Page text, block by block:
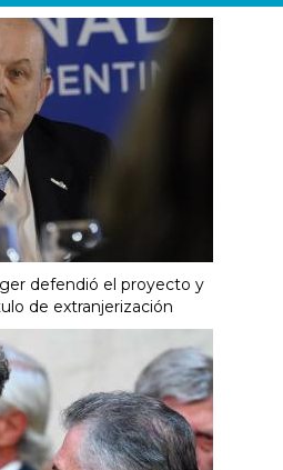
defendió el proyecto y
de extranjerización